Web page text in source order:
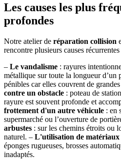
Les causes les plus
profondes
Notre atelier de réparation collision
rencontre plusieurs causes récurrentes
– Le vandalisme : rayures
métallique sur toute la longueur d’un
pénibles car elles couvrent de
contre un obstacle : poteau de
rayure est souvent profonde et
frottement d'un autre véhicule : en
supermarché ou l’ouverture de
arbustes : sur les chemins étroits ou
naturel. – L'utilisation de matériaux
éponges rugueuses, brosses
inadaptés.